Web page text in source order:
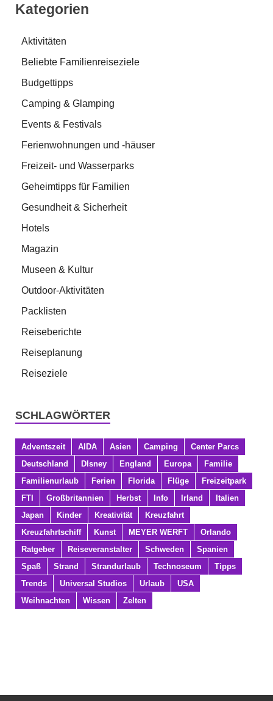
Kategorien
Aktivitäten
Beliebte Familienreiseziele
Budgettipps
Camping & Glamping
Events & Festivals
Ferienwohnungen und -häuser
Freizeit- und Wasserparks
Geheimtipps für Familien
Gesundheit & Sicherheit
Hotels
Magazin
Museen & Kultur
Outdoor-Aktivitäten
Packlisten
Reiseberichte
Reiseplanung
Reiseziele
SCHLAGWÖRTER
Adventszeit AIDA Asien Camping
Center Parcs
Deutschland
DIsney England Europa
Familie
Familienurlaub
Ferien Florida Flüge
Freizeitpark
FTI
Großbritannien Herbst Info Irland
Italien
Japan
Kinder Kreativität
Kreuzfahrt
Kreuzfahrtschiff
Kunst MEYER WERFT
Orlando
Ratgeber
Reiseveranstalter Schweden
Spanien
Spaß
Strand Strandurlaub Technoseum
Tipps
Trends
Universal Studios Urlaub
USA
Weihnachten
Wissen Zelten